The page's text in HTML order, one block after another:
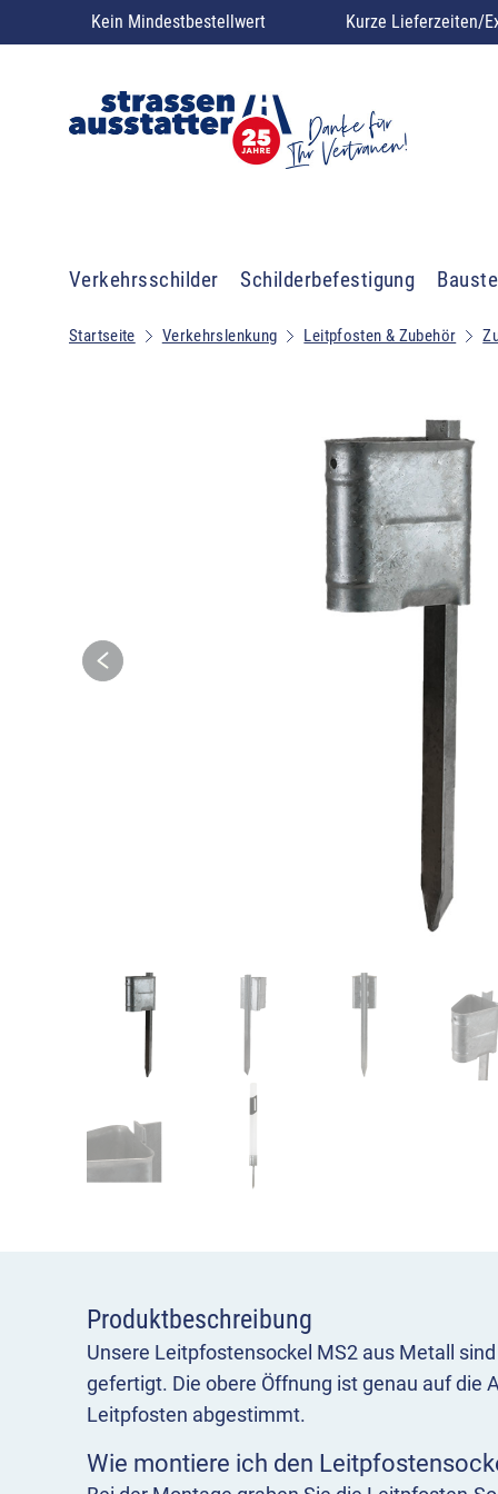
Kein Mindestbestellwert Kurze Lieferzeiten/
Verkehrsschilder Schilderbefestigung
Startseite Verkehrslenkung Leitpfosten & Zubehör
Produktbeschreibung
Unsere Leitpfostensockel MS2 aus Metall
gefertigt. Die obere Öffnung ist genau auf die
Leitpfosten abgestimmt.
Wie montiere ich den